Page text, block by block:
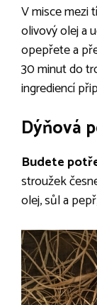
V misce mezi
olivový olej a
opepřete a
30 minut do
ingrediencí
Dýňová
Budete
stroužek
olej, sůl a